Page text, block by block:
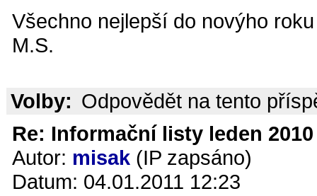
Všechno nejlepší do novýho
M.S.
Volby: Odpovědět na tento
Re: Informační listy leden
Autor: misak (IP zapsáno)
Datum: 04.01.2011 12:23